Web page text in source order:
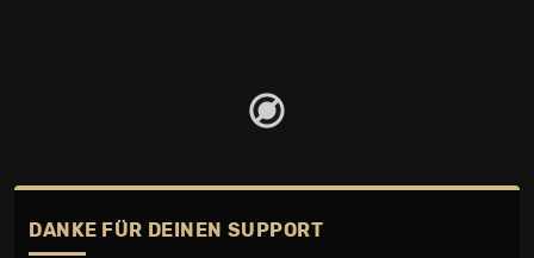
DANKE FÜR DEINEN SUPPORT